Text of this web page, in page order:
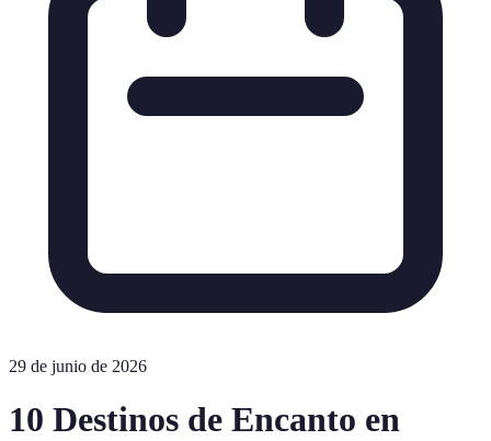
29 de junio de 2026
10 Destinos de Encanto en